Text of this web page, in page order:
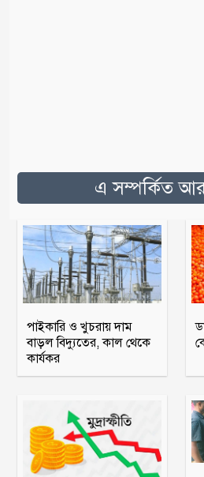
এ সম্পর্কিত
পাইকারি ও খুচরায় দাম
বাড়ল বিদ্যুতের, কাল থেকে
কার্যকর